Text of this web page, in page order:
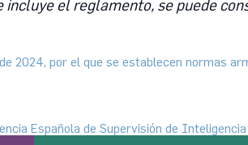
el reglamento, se puede
2024, por el que se establecen normas
Española de Supervisión de